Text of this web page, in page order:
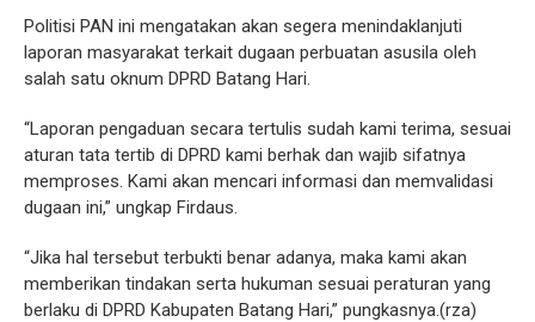
Politisi PAN ini mengatakan akan segera menindaklanjuti
laporan masyarakat terkait dugaan perbuatan asusila oleh
salah satu oknum DPRD Batang Hari.
“Laporan pengaduan secara tertulis sudah kami terima, sesuai
aturan tata tertib di DPRD kami berhak dan wajib sifatnya
memproses. Kami akan mencari informasi dan memvalidasi
dugaan ini,” ungkap Firdaus.
“Jika hal tersebut terbukti benar adanya, maka kami akan
memberikan tindakan serta hukuman sesuai peraturan yang
berlaku di DPRD Kabupaten Batang Hari,” pungkasnya.(rza)